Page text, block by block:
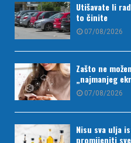
Utišavate li
to činite
07/08/2026
Zašto ne
„najmanjeg
07/08/2026
Nisu sva ulja
promijeniti sve